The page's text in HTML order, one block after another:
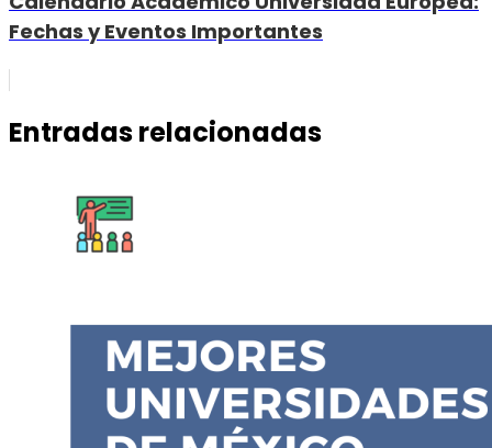
Fechas y Eventos Importantes
Entradas relacionadas